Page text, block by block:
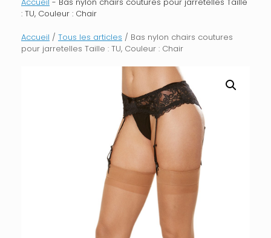
: TU, Couleur : Chair
Accueil / Tous les articles / Bas nylon chairs coutures
pour jarretelles Taille : TU, Couleur : Chair